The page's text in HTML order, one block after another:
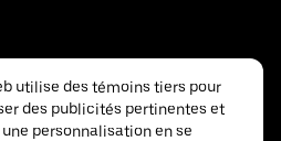
utilise des témoins tiers pour
des publicités pertinentes et
personnalisation en se